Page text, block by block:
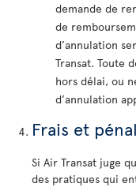
demande de
de
d’annulation
Transat. Toute
hors délai, ou
d’annulation
Frais et
Si Air Transat juge
des pratiques qui